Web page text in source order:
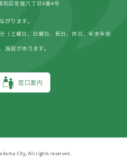
和区常盤六丁目4番4号
がります。
窓口案内
（土曜日、日曜日、祝日、休日、年末年始
施設があります。
City, All rights reserved.